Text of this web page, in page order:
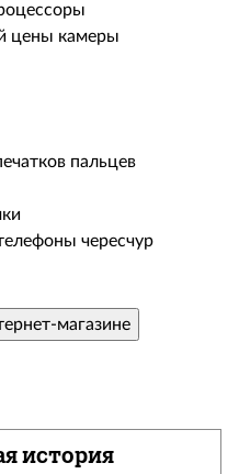
цены камеры
пальцев
чересчур
магазине
история